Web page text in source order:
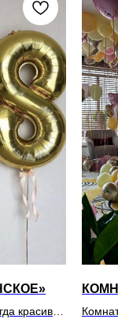
красиво